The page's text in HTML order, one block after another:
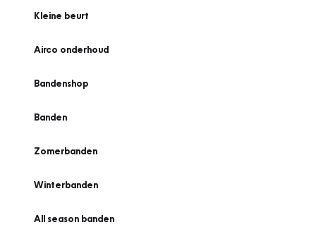
Kleine beurt
Airco onderhoud
Bandenshop
Banden
Zomerbanden
Winterbanden
All season banden